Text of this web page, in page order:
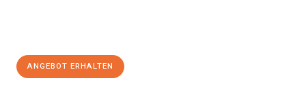
ANGEBOT ERHALTEN